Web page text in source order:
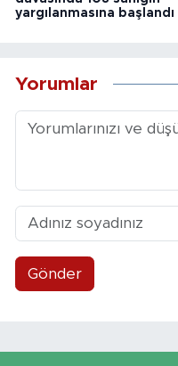
yargılanmasına başlandı
Yorumlar
Gönder